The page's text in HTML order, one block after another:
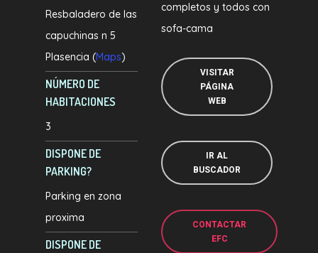
Resbaladero de las
capuchinas n 5
Plasencia (Maps)
NÚMERO DE
HABITACIONES
3
DISPONE DE
PARKING?
Parking en zona
proxima
DISPONE DE
completos y todos con
sofa-cama
VISITAR
PÁGINA
WEB
IR AL
BUSCADOR
CONTACTAR
EFC